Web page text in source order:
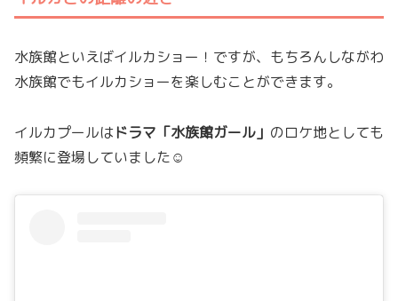
水族館といえばイルカショー！ですが、もちろんしながわ
水族館でもイルカショーを楽しむことができます。
イルカプールはドラマ「水族館ガール」 のロケ地としても
頻繁に登場していました☺